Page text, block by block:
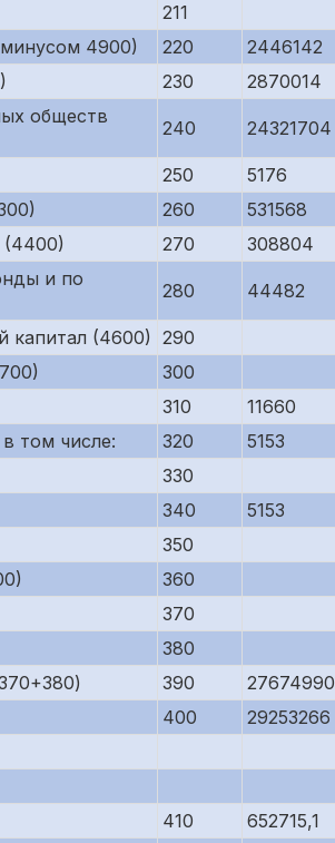
211
4900)
220 2446142
230 2870014
обществ
240 24321704
250 5176
260 531568
270 308804
и по
280 44482
капитал (4600) 290
300
310 11660
том числе:
320 5153
330
340 5153
350
360
370
380
390 27674990
400 29253266
410 652715,1